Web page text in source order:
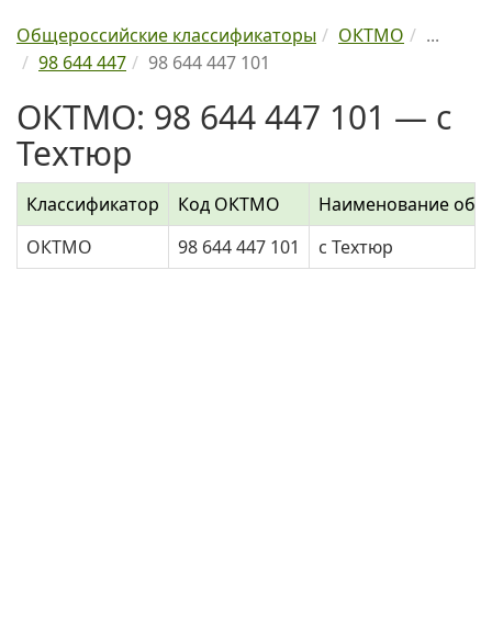
Общероссийские классификаторы ОКТМО
...
98 644 447
98 644 447 101
ОКТМО: 98 644 447 101 — с
Техтюр
Классификатор Код ОКТМО
Наименование
ОКТМО
98 644 447 101 с Техтюр